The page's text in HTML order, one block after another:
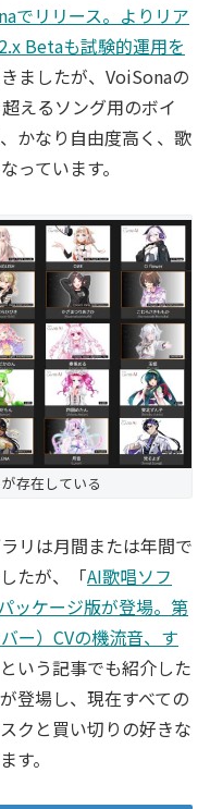
でリリース。よりリア
Betaも試験的運用を
ましたが、VoiSonaの
えるソング用のボイ
かなり自由度高く、歌
っています。
存在している
リは月間または年間で
たが、「AI歌唱ソフ
ッケージ版が登場。第
ー）CVの機流音、す
いう記事でも紹介した
登場し、現在すべての
クと買い切りの好きな
す。